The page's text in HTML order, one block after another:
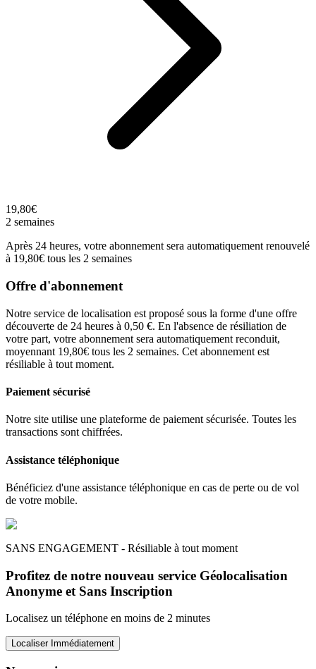
19,80€
2 semaines
Après 24 heures, votre abonnement sera automatiquement renouvelé
à 19,80€ tous les 2 semaines
Offre d'abonnement
Notre service de localisation est proposé sous la forme d'une offre
découverte de 24 heures à 0,50 €. En l'absence de résiliation de
votre part, votre abonnement sera automatiquement reconduit,
moyennant 19,80€ tous les 2 semaines. Cet abonnement est
résiliable à tout moment.
Paiement sécurisé
Notre site utilise une plateforme de paiement sécurisée. Toutes les
transactions sont chiffrées.
Assistance téléphonique
Bénéficiez d'une assistance téléphonique en cas de perte ou de vol
de votre mobile.
SANS ENGAGEMENT - Résiliable à tout moment
Profitez de notre nouveau service Géolocalisation
Anonyme et Sans Inscription
Localisez un téléphone en moins de 2 minutes
Localiser Immédiatement